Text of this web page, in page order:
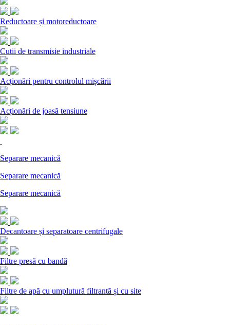
Reductoare și motoreductoare
Cutii de transmisie industriale
Acționări pentru controlul mișcării
Acționări de joasă tensiune
Separare mecanică
Separare mecanică
Separare mecanică
Decantoare și separatoare centrifugale
Filtre presă cu bandă
Filtre de apă cu umplutură filtrantă și cu site